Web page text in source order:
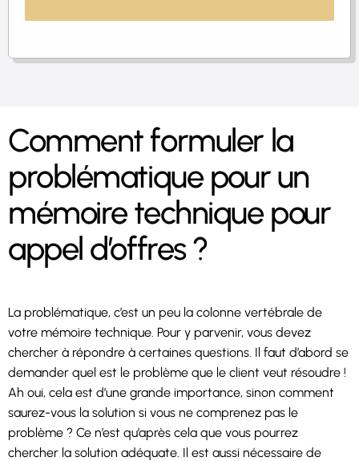
Comment formuler la
problématique pour un
mémoire technique pour
appel d’offres ?
La problématique, c’est un peu la colonne vertébrale de
votre mémoire technique. Pour y parvenir, vous devez
chercher à répondre à certaines questions. Il faut d’abord se
demander quel est le problème que le client veut résoudre !
Ah oui, cela est d’une grande importance, sinon comment
saurez-vous la solution si vous ne comprenez pas le
problème ? Ce n’est qu’après cela que vous pourrez
chercher la solution adéquate. Il est aussi nécessaire de